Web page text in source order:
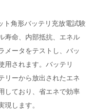
ト角形バッテリ充放電試験
寿命、内部抵抗、エネル
メータをテストし、バッ
用されます。バッテリ
リーから放出されたエネ
しており、省エネで効率
現します。